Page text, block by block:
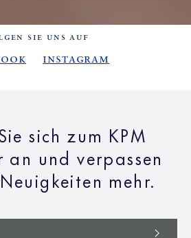
SIE UNS AUF
Instagram
sich zum KPM
an und verpassen
mehr.